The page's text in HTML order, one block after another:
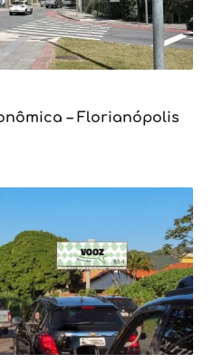
– Florianópolis